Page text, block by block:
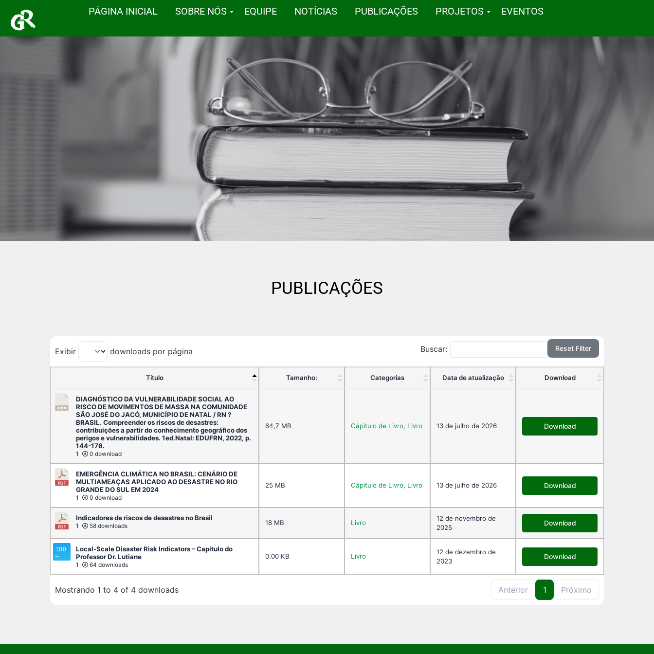
PÁGINA INICIAL SOBRE NÓS EQUIPE NOTÍCIAS PUBLICAÇÕES PROJETOS EVENTOS
PUBLICAÇÕES
Exibir downloads por página Buscar: Reset Filter
Título Tamanho: Categorias Data de atualização Download
DIAGNÓSTICO DA VULNERABILIDADE SOCIAL AO
RISCO DE MOVIMENTOS DE MASSA NA COMUNIDADE
SÃO JOSÉ DO JACÓ, MUNICÍPIO DE NATAL / RN ?
BRASIL. Compreender os riscos de desastres:
contribuições a partir do conhecimento geográfico dos
perigos e vulnerabilidades. 1ed.Natal: EDUFRN, 2022, p.
144-176.
1 0 download
64,7 MB Cápitulo de Livro, Livro 13 de julho de 2026 Download
EMERGÊNCIA CLIMÁTICA NO BRASIL: CENÁRIO DE
MULTIAMEAÇAS APLICADO AO DESASTRE NO RIO
GRANDE DO SUL EM 2024
1 0 download
25 MB Cápitulo de Livro, Livro 13 de julho de 2026 Download
Indicadores de riscos de desastres no Brasil
1 58 downloads 18 MB Livro
12 de novembro de
2025
Download
Local-Scale Disaster Risk Indicators – Capítulo do
Professor Dr. Lutiane
1 64 downloads
0.00 KB Livro
12 de dezembro de
2023
Download
Mostrando 1 to 4 of 4 downloads Anterior 1 Próximo